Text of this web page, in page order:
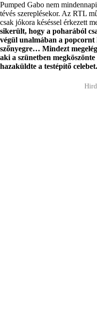
Pumped Gabo nem
tévés szereplésekor. Az RTL
csak jókora késéssel érkezett
sikerült, hogy a poharából
végül unalmában a popcornt
szőnyegre… Mindezt
aki a szünetben
hazaküldte a testépítő celebet.